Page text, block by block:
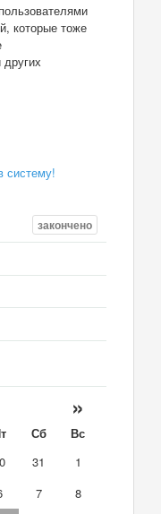
которые тоже
систему!
закончено
»
Сб
Вс
31
1
7
8